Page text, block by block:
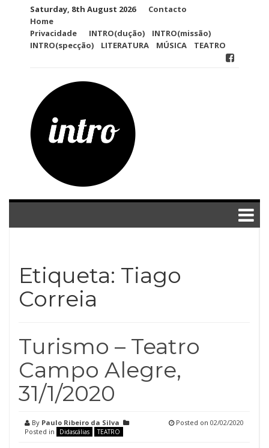
Saturday, 8th August 2026
Contacto
Home
Privacidade
INTRO(dução)
INTRO(missão)
INTRO(specção)
LITERATURA MÚSICA TEATRO
Etiqueta: Tiago
Correia
Turismo – Teatro
Campo Alegre,
31/1/2020
By Paulo Ribeiro da Silva
Posted in
Didascálias TEATRO
Posted on 02/02/2020